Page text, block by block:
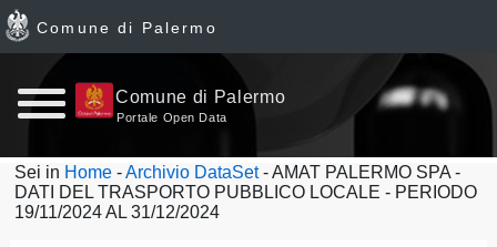
Home
News
Comune di Palermo
Comune di Palermo
Portale Open Data
Sei in Home -Archivio DataSet- AMAT PALERMO SPA -
DATI DEL TRASPORTO PUBBLICO LOCALE - PERIODO
19/11/2024 AL 31/12/2024